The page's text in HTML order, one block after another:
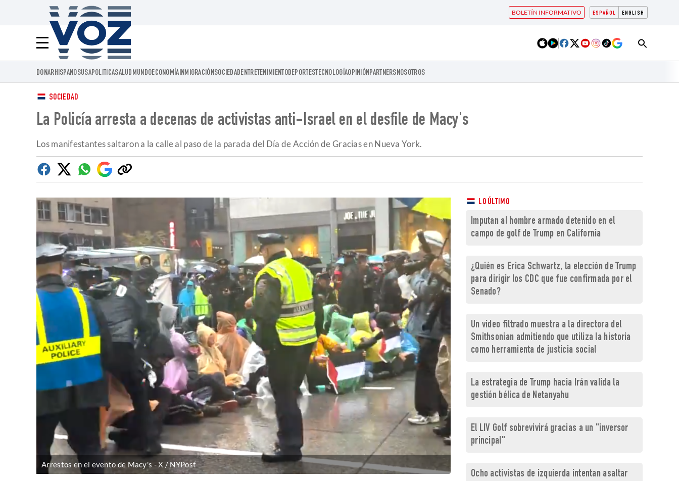
ESPAÑOL ENGLISH
BOLETÍN INFORMATIVO
Menú
Voz.us
DONARHISPANOSUSAPOLITICASALUD MUNDOECONOMÍAINMIGRACIÓNSOCIEDADENTRETENIMIENTODEPORTESTECNOLOGÍAOPINIÓNPARTNERSNOSOTROS
SOCIEDAD
La Policía arresta a decenas de activistas anti-Israel en el desfile de Macy's
Los manifestantes saltaron a la calle al paso de la parada del Día de Acción de Gracias en Nueva York.
Facebook
TwitterWhatsapp
Google
Discover
Copiar
enlace
Arrestos en el evento de Macy's X / NYPost
LO ÚLTIMO
Imputan al hombre armado detenido en el
campo de golf de Trump en California
¿Quién es Erica Schwartz, la elección de Trump
para dirigir los CDC que fue confirmada por el
Senado?
Un video filtrado muestra a la directora del
Smithsonian admitiendo que utiliza la historia
como herramienta de justicia social
La estrategia de Trump hacia Irán valida la
gestión bélica de Netanyahu
El LIV Golf sobrevivirá gracias a un "inversor
principal"
Ocho activistas de izquierda intentan asaltar